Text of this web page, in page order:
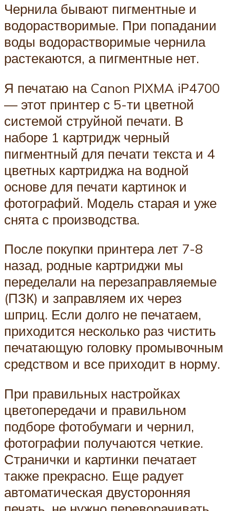
Чернила бывают пигментные и
водорастворимые. При попадании
воды водорастворимые чернила
растекаются, а пигментные нет.
Я печатаю на Canon PIXMA iP4700
— этот принтер с 5-ти цветной
системой струйной печати. В
наборе 1 картридж черный
пигментный для печати текста и 4
цветных картриджа на водной
основе для печати картинок и
фотографий. Модель старая и уже
снята с производства.
После покупки принтера лет 7-8
назад, родные картриджи мы
переделали на перезаправляемые
(ПЗК) и заправляем их через
шприц. Если долго не печатаем,
приходится несколько раз чистить
печатающую головку промывочным
средством и все приходит в норму.
При правильных настройках
цветопередачи и правильном
подборе фотобумаги и чернил,
фотографии получаются четкие.
Странички и картинки печатает
также прекрасно. Еще радует
автоматическая двусторонняя